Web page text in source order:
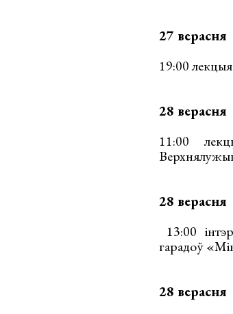
27 верасня
19:00
28 верасня
11:00
28 верасня
13:00
гарадоў
28 верасня